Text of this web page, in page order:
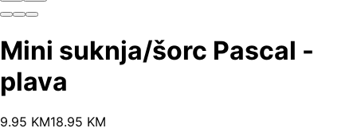
Mini suknja/šorc Pascal -
plava
9.95 KM18.95 KM